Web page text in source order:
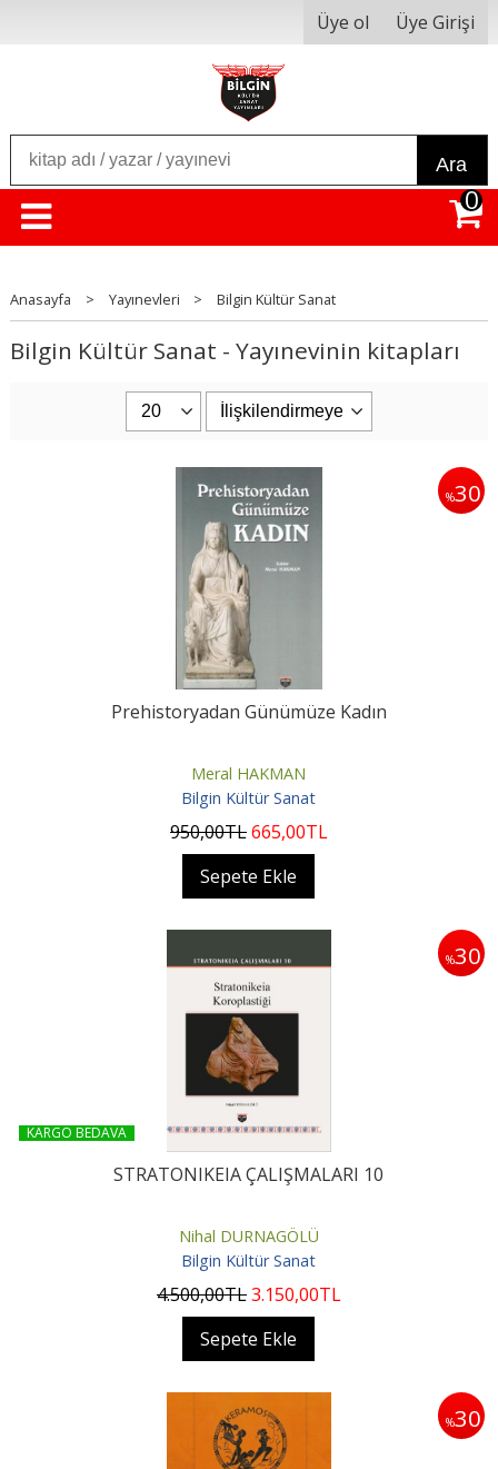
Üye ol Üye Girişi
Ara
0
Anasayfa > Yayınevleri > Bilgin Kültür Sanat
Bilgin Kültür Sanat - Yayınevinin kitapları
%30
Prehistoryadan Günümüze Kadın
Meral HAKMAN
Bilgin Kültür Sanat
950,00TL665,00TL
Sepete Ekle
%30
KARGO BEDAVA
STRATONIKEIA ÇALIŞMALARI 10
Nihal DURNAGÖLÜ
Bilgin Kültür Sanat
4.500,00TL3.150,00TL
Sepete Ekle
%30